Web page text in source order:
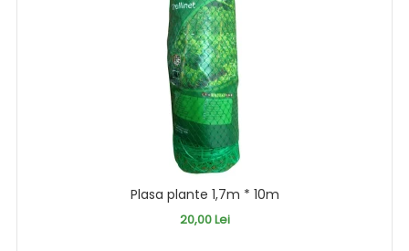
Plasa plante 1,7m * 10m
20,00 Lei